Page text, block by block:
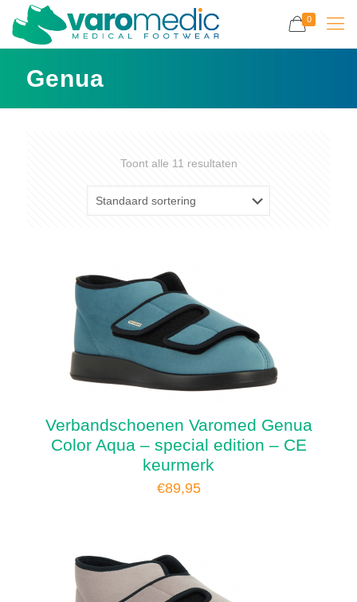
0
Genua
Toont alle 11 resultaten
Verbandschoenen Varomed Genua
Color Aqua – special edition – CE
keurmerk
€89,95